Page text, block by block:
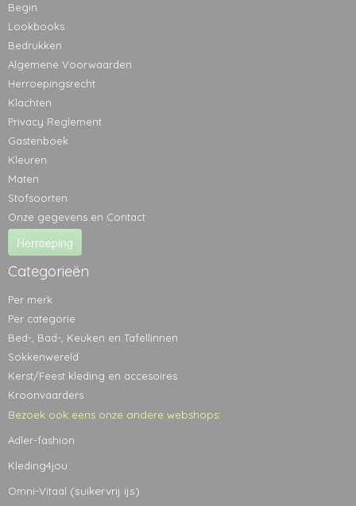
Begin
Lookbooks
Bedrukken
Algemene Voorwaarden
Herroepingsrecht
Klachten
Privacy Reglement
Gastenboek
Kleuren
Maten
Stofsoorten
Onze gegevens en Contact
Herroeping
Categorieën
Per merk
Per categorie
Bed-, Bad-, Keuken en Tafellinnen
Sokkenwereld
Kerst/Feest kleding en accesoires
Kroonvaarders
Bezoek ook eens onze andere webshops:
Adler-fashion
Kleding4jou
Omni-Vitaal (suikervrij ijs)